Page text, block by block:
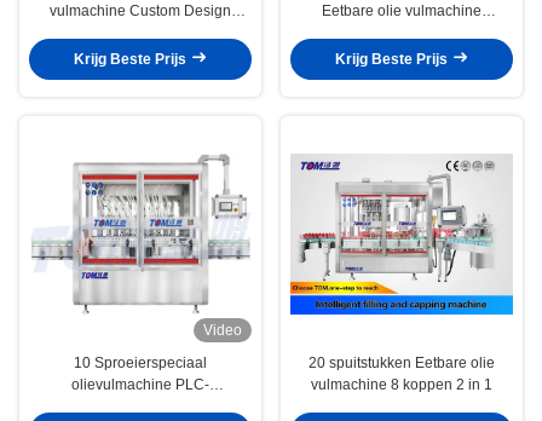
vulmachine Custom Design
Krijg Beste Prijs
Eetbare olie vulmachine
Krijg Beste Prijs
Video
10 Sproeierspeciaal
olievulmachine PLC-
20 spuitstukken Eetbare olie
vulmachine 8 koppen 2 in 1